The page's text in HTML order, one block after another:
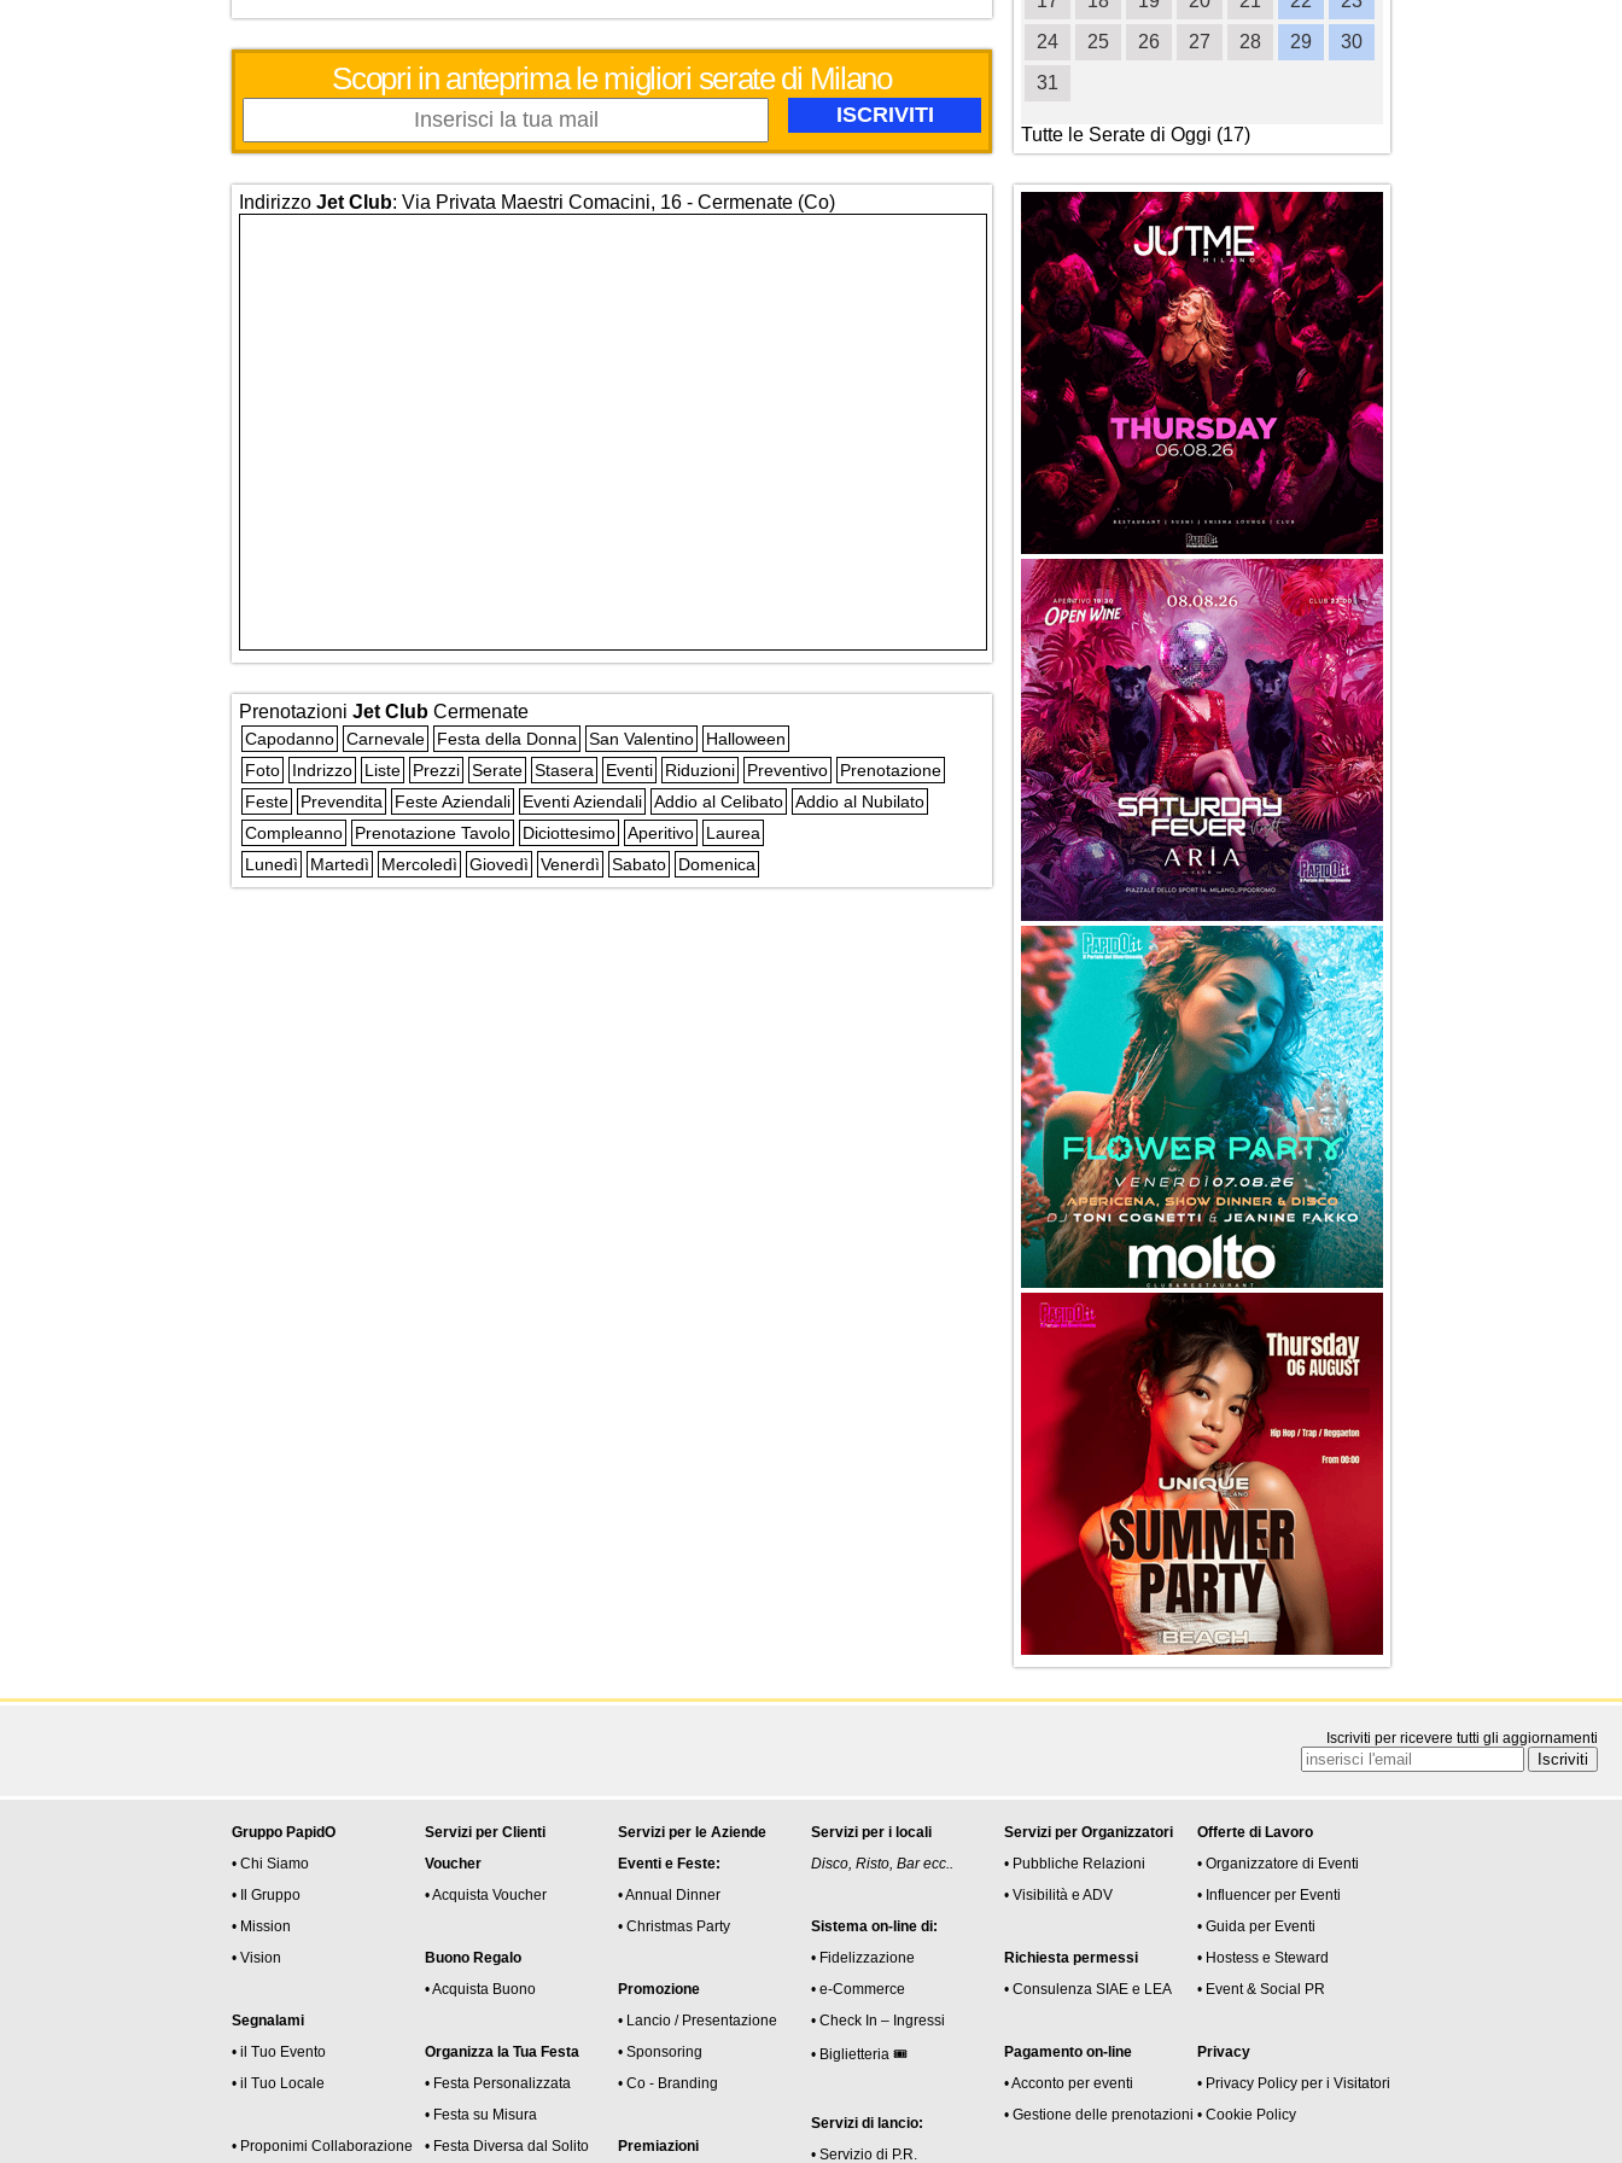
Scopri in anteprima le migliori serate di Milano
Indirizzo Jet Club: Via Privata Maestri Comacini, 16 - Cermenate (Co)
Prenotazioni Jet Club Cermenate
Capodanno Carnevale Festa della Donna San Valentino
Halloween
Foto
Indrizzo Liste Prezzi Serate Stasera Eventi Riduzioni Preventivo
Prenotazione
Feste
Prevendita Feste Aziendali Eventi Aziendali Addio al Celibato
Addio al Nubilato
Compleanno
Prenotazione Tavolo Diciottesimo Aperitivo
Laurea
Lunedì
Martedì Mercoledì Giovedì Venerdì Sabato Domenica
24
25 26 27 28 29
30
31
Tutte le Serate di Oggi (17)
Iscriviti per ricevere tutti gli aggiornamenti
Gruppo PapidO
• Chi Siamo
• Il Gruppo
• Mission
• Vision
Segnalami
• il Tuo Evento
• il Tuo Locale
• Proponimi Collaborazione
Servizi per Clienti
Voucher
• Acquista Voucher
Buono Regalo
• Acquista Buono
Organizza la Tua Festa
• Festa Personalizzata
• Festa su Misura
• Festa Diversa dal Solito
Servizi per le Aziende
Eventi e Feste:
• Annual Dinner
• Christmas Party
Promozione
• Lancio / Presentazione
• Sponsoring
• Co - Branding
Premiazioni
Servizi per i locali
Disco, Risto, Bar ecc..
Sistema on-line di:
• Fidelizzazione
• e-Commerce
• Check In – Ingressi
• Biglietteria 🎟
Servizi di lancio:
• Servizio di P.R.
Servizi per Organizzatori
• Pubbliche Relazioni
• Visibilità e ADV
Richiesta permessi
• Consulenza SIAE e LEA
Pagamento on-line
• Acconto per eventi
• Gestione delle prenotazioni
Offerte di Lavoro
• Organizzatore di Eventi
• Influencer per Eventi
• Guida per Eventi
• Hostess e Steward
• Event & Social PR
Privacy
• Privacy Policy per i Visitatori
• Cookie Policy